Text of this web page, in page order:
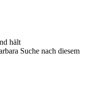
hält
Suche nach diesem